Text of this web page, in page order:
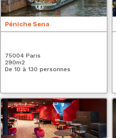
Péniche Sena
75004 Paris
290m2
De 10 à 130 personnes